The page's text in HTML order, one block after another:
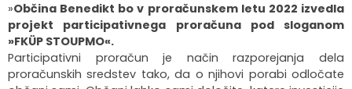
»Občina Benedikt bo v proračunskem letu 2022 izvedla
projekt participativnega proračuna pod sloganom
»FKÜP STOUPMO«.
Participativni proračun je način razporejanja dela
proračunskih sredstev tako, da o njihovi porabi odločate
Katalog informacij javnega značaja
Lokalne volitve
Spremembe in dopolnitve OPN1